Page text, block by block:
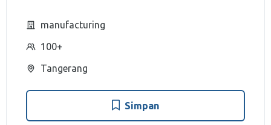
manufacturing
100+
Tangerang
Simpan